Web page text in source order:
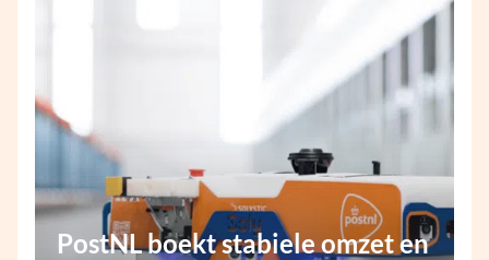
PostNL boekt stabiele omzet en